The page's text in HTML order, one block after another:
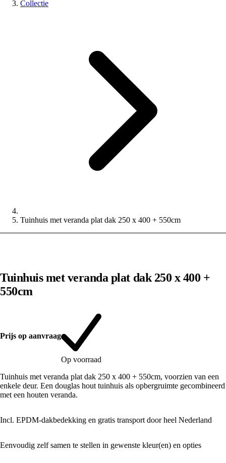
Collectie
Tuinhuis met veranda plat dak 250 x 400 + 550cm
Tuinhuis met veranda plat dak 250 x 400 +
550cm
Prijs op aanvraag
Op voorraad
Tuinhuis met veranda plat dak 250 x 400 + 550cm, voorzien van een
enkele deur. Een douglas hout tuinhuis als opbergruimte gecombineerd
met een houten veranda.
Incl. EPDM-dakbedekking en gratis transport door heel Nederland
Eenvoudig zelf samen te stellen in gewenste kleur(en) en opties